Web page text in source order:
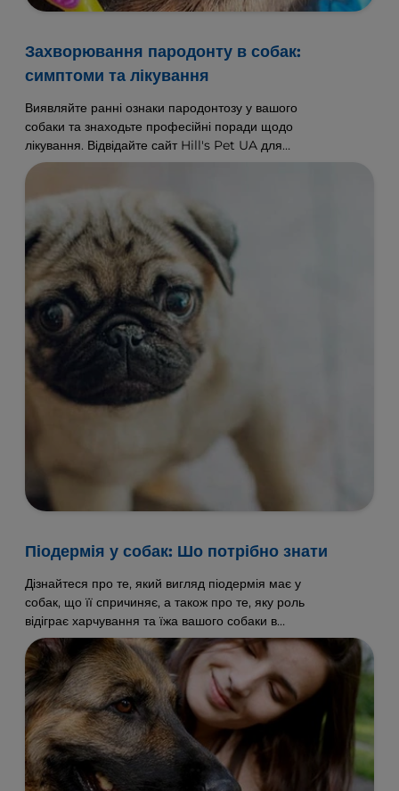
Захворювання пародонту в собак:
симптоми та лікування
Виявляйте ранні ознаки пародонтозу у вашого
собаки та знаходьте професійні поради щодо
лікування. Відвідайте сайт Hill's Pet UA для
отримання вичерпних порад щодо догляду за
здоров'ям зубів.
Піодермія у собак: Шо потрібно знати
Дізнайтеся про те, який вигляд піодермія має у
собак, що її спричиняє, а також про те, яку роль
відіграє харчування та їжа вашого собаки в
попередженні й лікуванні цієї інфекції.